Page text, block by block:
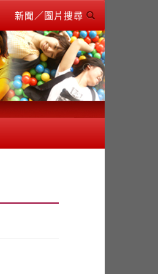
新聞／圖片搜尋